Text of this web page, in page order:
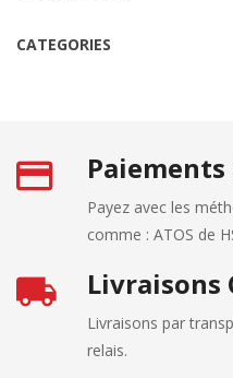
CATEGORIES
Paiements
Payez avec les
comme : ATOS de
Livraisons
Livraisons par
relais.